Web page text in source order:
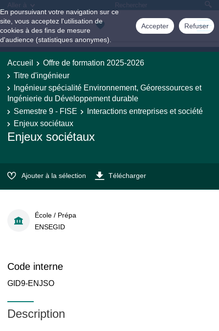
En poursuivant votre navigation sur ce
site, vous acceptez l'utilisation de
cookies à des fins de mesure
d'audience (statistiques anonymes).
Accepter Refuser
Aller à
Accueil
Offre de formation 2025-2026
Titre d'ingénieur
Ingénieur spécialité Environnement, Géoressources et
Ingénierie du Développement durable
Semestre 9 - FISE
Interactions entreprises et société
Enjeux sociétaux
Enjeux sociétaux
Ajouter à la sélection Télécharger
École / Prépa
ENSEGID
Code interne
GID9-ENJSO
Description